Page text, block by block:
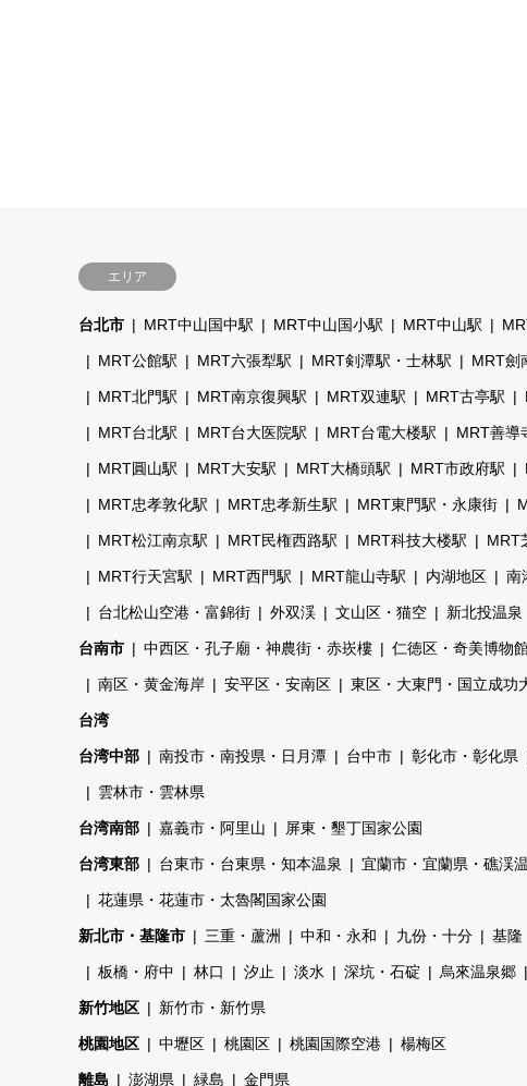
エリア
台北市 MRT中山国中駅 MRT中山国小駅 MRT中山駅
MRT公館駅 MRT六張犁駅 MRT剣潭駅・士林駅 MRT劍
MRT北門駅 MRT南京復興駅 MRT双連駅 MRT古亭駅
MRT台北駅 MRT台大医院駅 MRT台電大楼駅 MRT善導
MRT圓山駅 MRT大安駅 MRT大橋頭駅 MRT市政府駅
MRT忠孝敦化駅 MRT忠孝新生駅 MRT東門駅・永康街
MRT松江南京駅 MRT民権西路駅 MRT科技大楼駅 MRT
MRT行天宮駅 MRT西門駅 MRT龍山寺駅 内湖地区 南
台北松山空港・富錦街 外双渓 文山区・猫空 新北投温泉
台南市 中西区・孔子廟・神農街・赤崁樓 仁徳区・奇美博物
南区・黄金海岸 安平区・安南区 東区・大東門・国立成功
台湾
台湾中部 南投市・南投県・日月潭 台中市 彰化市・彰化県
雲林市・雲林県
台湾南部 嘉義市・阿里山 屏東・墾丁国家公園
台湾東部 台東市・台東県・知本温泉 宜蘭市・宜蘭県・礁渓
花蓮県・花蓮市・太魯閣国家公園
新北市・基隆市 三重・蘆洲 中和・永和 九份・十分 基隆
板橋・府中 林口 汐止 淡水 深坑・石碇 烏來温泉郷
新竹地区 新竹市・新竹県
桃園地区 中壢区 桃園区 桃園国際空港 楊梅区
離島 澎湖県 緑島 金門県